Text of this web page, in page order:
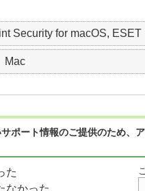
Security for macOS,
Mac
サポート情報のご提供のため
た
なかった